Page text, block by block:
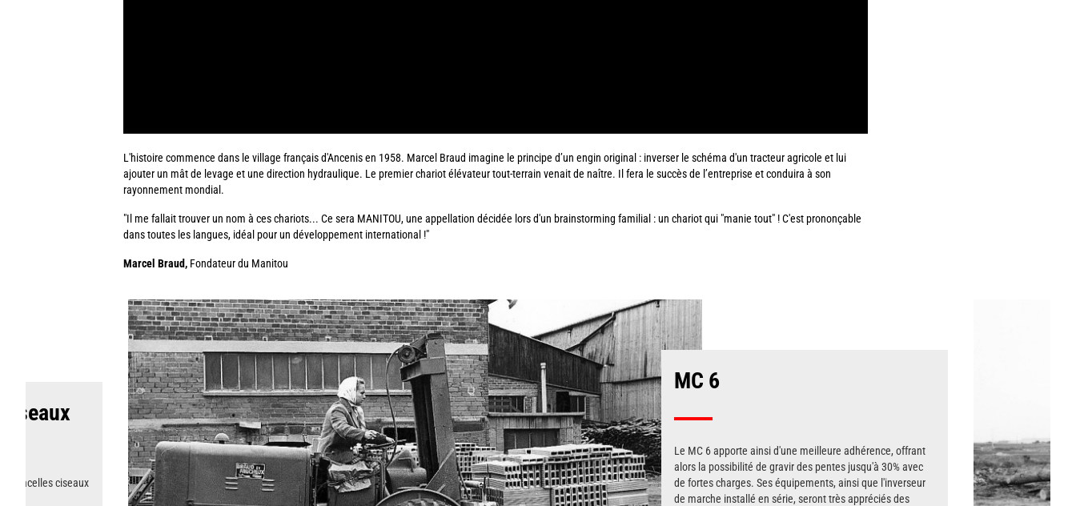
L'histoire commence dans le village français d'Ancenis en 1958. Marcel Braud imagine le principe d’un engin original : inverser le schéma d'un tracteur agricole et lui
ajouter un mât de levage et une direction hydraulique. Le premier chariot élévateur tout-terrain venait de naître. Il fera le succès de l’entreprise et conduira à son
rayonnement mondial.
"Il me fallait trouver un nom à ces chariots... Ce sera MANITOU, une appellation décidée lors d'un brainstorming familial : un chariot qui "manie tout" ! C'est prononçable
dans toutes les langues, idéal pour un développement international !"
Marcel Braud,Fondateur du Manitou
nacelles ciseaux
Image
Title
MC 6
Text
Le MC 6 apporte ainsi d'une meilleure adhérence, offrant
alors la possibilité de gravir des pentes jusqu'à 30% avec
de fortes charges. Ses équipements, ainsi que l'inverseur
de marche installé en série, seront très appréciés des